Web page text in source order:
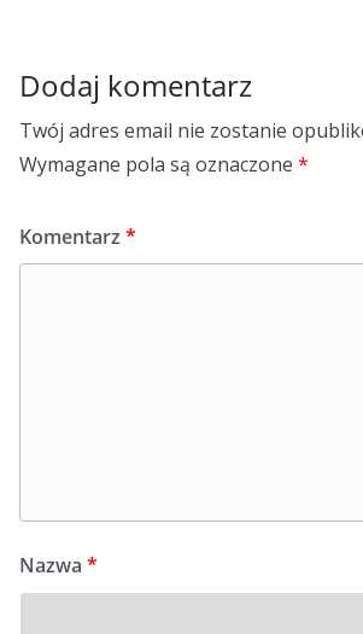
Dodaj komentarz
Twój adres email nie zostanie
Wymagane pola są oznaczone *
Komentarz *
Nazwa *